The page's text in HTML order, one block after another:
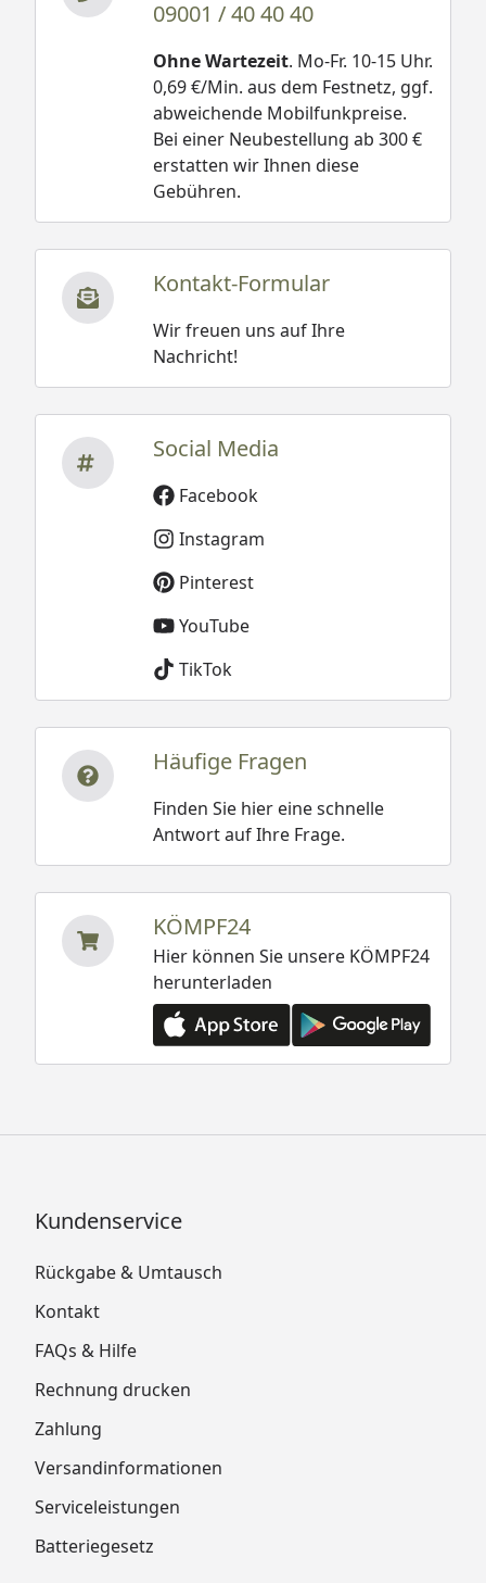
09001 / 40 40 40
Ohne Wartezeit. Mo-Fr. 10-15 Uhr.
0,69 €/Min. aus dem Festnetz, ggf.
abweichende Mobilfunkpreise.
Bei einer Neubestellung ab 300 €
erstatten wir Ihnen diese
Gebühren.
Kontakt-Formular
Wir freuen uns auf Ihre
Nachricht!
Social Media
Facebook
Instagram
Pinterest
YouTube
TikTok
Häufige Fragen
Finden Sie hier eine schnelle
Antwort auf Ihre Frage.
KÖMPF24
Hier können Sie unsere KÖMPF24
herunterladen
Kundenservice
Rückgabe & Umtausch
Kontakt
FAQs & Hilfe
Rechnung drucken
Zahlung
Versandinformationen
Serviceleistungen
Batteriegesetz